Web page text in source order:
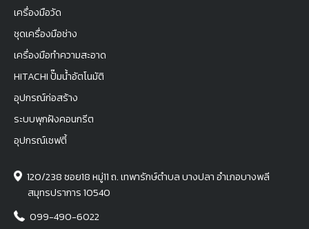
เครื่องมือวัด
ชุดเครื่องมือช่าง
เครื่องมือทำความสะอาด
HITACHI ปั๊มน้ำอัตโนมัติ
อุปกรณ์ก่อสร้าง
ระบบพุกฝังคอนกรีต
อุปกรณ์เซฟตี้
120/238 ซอย18 หมู่11 ถ. เทพารักษ์ตำบล บางปลา อำเภอบางพลี
สมุทรปราการ 10540
099-490-6022